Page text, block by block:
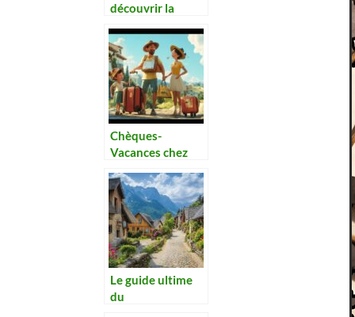
découvrir la
Capri lors de
votre voyage en
Italie
Chèques-
Vacances chez
Découvrez les
promotions
saisonnières à ne
pas manquer
Le guide ultime
du